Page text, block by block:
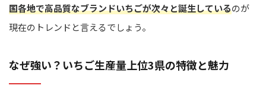
国各地で高品質なブランドいちごが次々と誕生しているのが
現在のトレンドと言えるでしょう。
なぜ強い？いちご生産量上位3県の特徴と魅力